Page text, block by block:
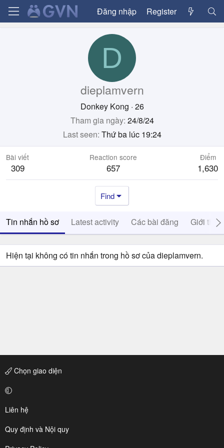
Đăng nhập Register
D
dieplamvern
Donkey Kong · 26
Tham gia ngày 24/8/24
Last seen Thứ ba lúc 19:24
Bài viết
309
Reaction score
657
Điểm
1,630
Find
Tin nhắn hồ sơ Latest activity Các bài đăng Giới thiệu
Hiện tại không có tin nhắn trong hồ sơ của dieplamvern.
Chọn giao diện
Liên hệ
Quy định và Nội quy